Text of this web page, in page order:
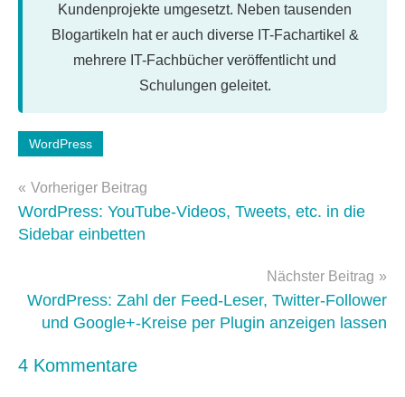
Kundenprojekte umgesetzt. Neben tausenden
Blogartikeln hat er auch diverse IT-Fachartikel &
mehrere IT-Fachbücher veröffentlicht und
Schulungen geleitet.
Schlagwörter:
3.4
WordPress
Beitragsnavigation
Vorheriger Beitrag
WordPress: YouTube-Videos, Tweets, etc. in die
Sidebar einbetten
Nächster Beitrag
WordPress: Zahl der Feed-Leser, Twitter-Follower
und Google+-Kreise per Plugin anzeigen lassen
4 Kommentare